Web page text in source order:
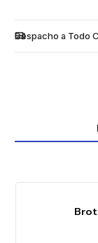
Despacho a Todo